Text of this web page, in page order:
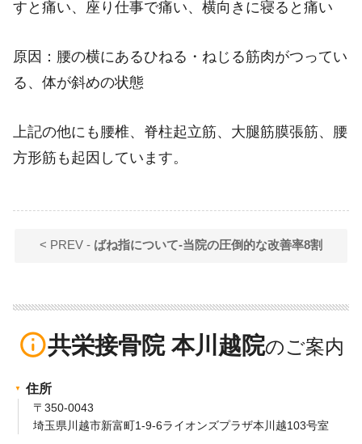
すと痛い、座り仕事で痛い、横向きに寝ると痛い
原因：腰の横にあるひねる・ねじる筋肉がつってい
る、体が斜めの状態
上記の他にも腰椎、脊柱起立筋、大腿筋膜張筋、腰
方形筋も起因しています。
< PREV - ばね指について-当院の圧倒的な改善率8割
info_outline共栄接骨院 本川越院
住所
〒350-0043
埼玉県川越市新富町1-9-6ライオンズプラザ本川越103号室